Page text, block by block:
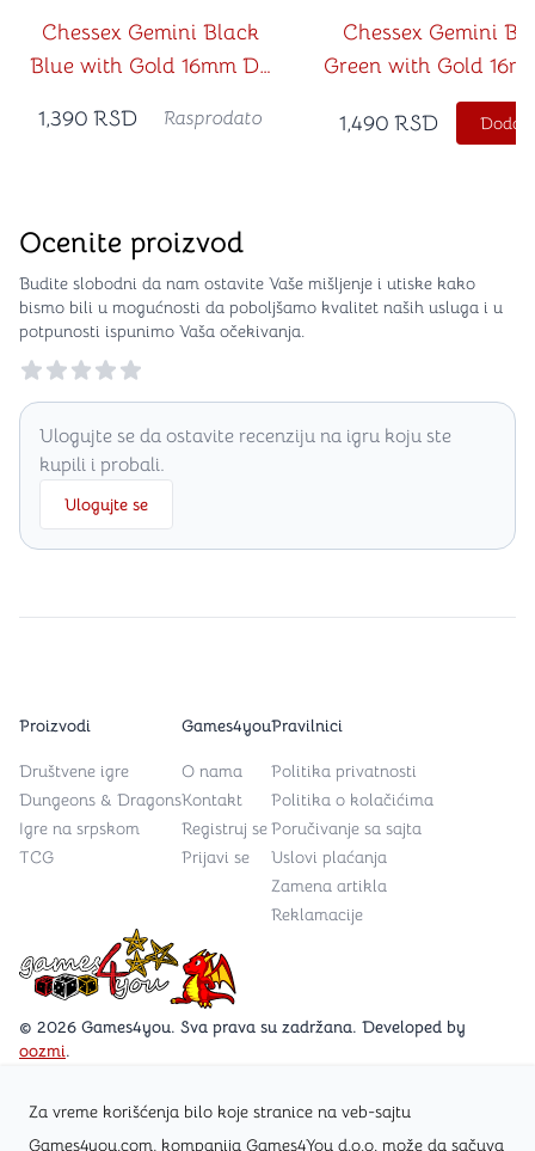
Za vreme korišćenja bilo koje stranice na veb-sajtu
Games4you.com, kompanija Games4You d.o.o. može da sačuva
Chessex Gemini Black
Blue with Gold 16mm D6
1,390 RSD Rasprodato
Chessex Gemini
Green with Gold
(12 Dice)
1,490 RSD
Ocenite proizvod
Budite slobodni da nam ostavite Vaše mišljenje i utiske kako
bismo bili u mogućnosti da poboljšamo kvalitet naših usluga i u
potpunosti ispunimo Vaša očekivanja.
Reviews
Ulogujte se da ostavite recenziju na igru koju ste
kupili i probali.
Ulogujte se
Games4you logo
© 2026 Games4you. Sva prava su zadržana. Developed by
oozmi.
Posetite Facebook stranicu /Games4you.rs
Proizvodi
Društvene igre
Dungeons & Dragons
Igre na srpskom
TCG
Games4you
O nama
Kontakt
Registruj se
Prijavi se
Pravilnici
Politika privatnosti
Politika o kolačićima
Poručivanje sa sajta
Uslovi plaćanja
Zamena artikla
Reklamacije